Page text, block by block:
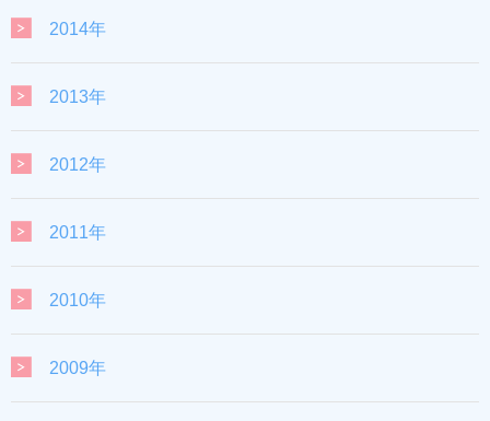
2014年
2013年
2012年
2011年
2010年
2009年